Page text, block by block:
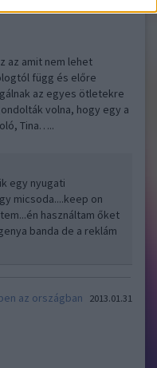
az amit nem lehet
függ és előre
az egyes ötletekre
volna, hogy egy a
Tina…..
egy nyugati
micsoda....keep on
használtam őket
banda de a reklám
az országban
2013.01.31